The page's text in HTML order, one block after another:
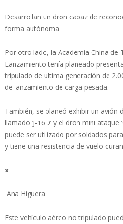
Desarrollan un dron capaz de
forma autónoma
Por otro lado, la Academia China de
Lanzamiento tenía planeado
tripulado de última generación de
de lanzamiento de carga pesada.
También, se planeó exhibir un avión
llamado ‘J-16D’ y el dron mini ataque
puede ser utilizado por soldados
y tiene una resistencia de vuelo
x
Ana Higuera
Este vehículo aéreo no tripulado